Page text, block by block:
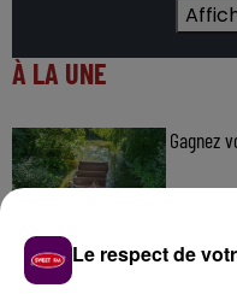
À LA UNE
Gagnez
Le respect de